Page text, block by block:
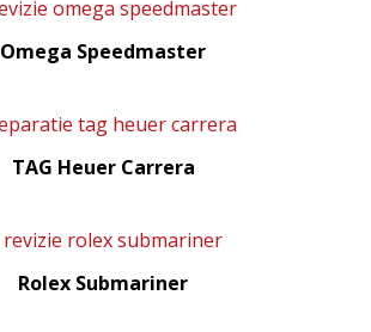
Omega Speedmaster
TAG Heuer Carrera
Rolex Submariner